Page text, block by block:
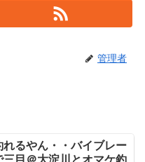
管理者
れるやん・・バイブレー
三目＠大淀川とオマケ釣